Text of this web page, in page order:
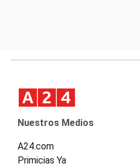
Nuestros Medios
A24.com
Primicias Ya